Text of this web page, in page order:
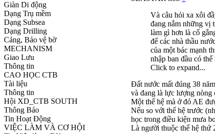
Giàn Di động
Dạng Trụ mềm
Dạng Subsea
Dạng Drilling
Cảng, Bảo vệ bờ
MECHANISM
Giao Lưu
Thông tin
CAO HỌC CTB
Tài liệu
Thông tin
Hội XD_CTB SOUTH
Thông Báo
Tin Hoạt Động
VIỆC LÀM VÀ CƠ HỘI
Và câu hỏi xa xôi
đang nắm những vị
làm gì hơn là cố
để các nhà thầu
của một bác mạnh
nhập ban đầu có
Click to expand...
Đất nước mất đúng 38
và đang là lực lượng nòng
Một thế hệ mà ở đó AE
Nếu so với thế hệ trước
học trong điều kiện mưa
Là người thuộc thế hệ thứ